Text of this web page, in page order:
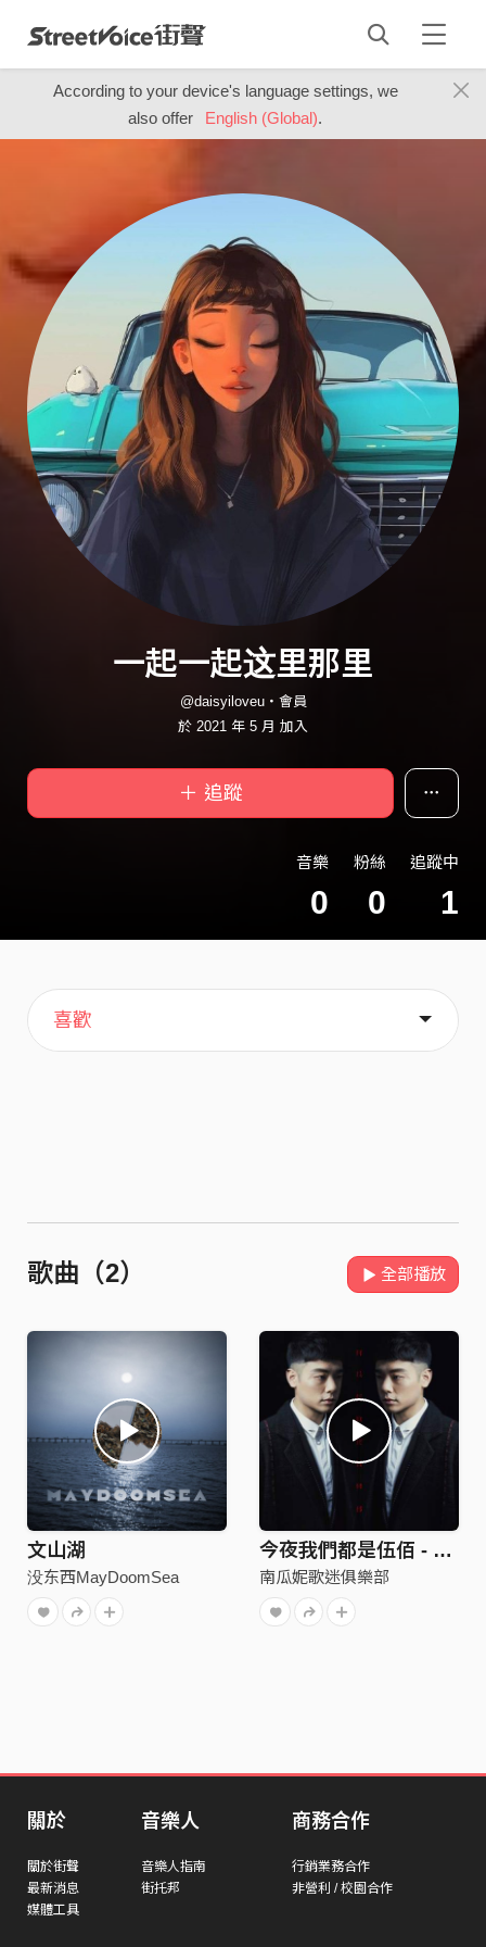
According to your device's language settings, we
also offer
English (Global).
一起一起这里那里
@daisyiloveu・會員
於 2021 年 5 月 加入
＋ 追蹤
音樂
0
粉絲
0
追蹤中
1
主頁
喜歡
關於
歌曲（2） 全部播放
文山湖
没东西MayDoomSea
今夜我們都是伍佰 - 夏夜晚風
南瓜妮歌迷俱樂部
關於
關於街聲
最新消息
媒體工具
音樂人
音樂人指南
街托邦
商務合作
行銷業務合作
非營利 / 校園合作